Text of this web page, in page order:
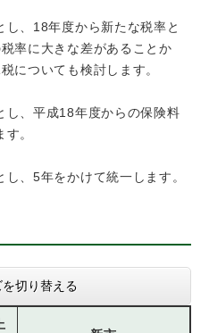
し、18年度から新たな税率と
率に大きな差があることか
についても検討します。
し、平成18年度からの保険料
。
、5年をかけて統一します。
切り替える